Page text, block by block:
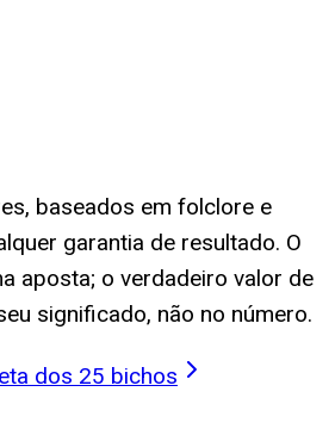
baseados em folclore e
garantia de resultado. O
aposta; o verdadeiro valor de
significado, não no número.
dos 25 bichos